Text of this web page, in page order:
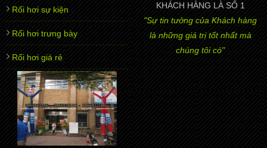
Rối hơi sự kiện
Rối hơi trưng bày
Rối hơi giá rẻ
KHÁCH HÀNG LÀ SỐ 1
"Sự tin tưởng của Khách hàng
là những giá trị tốt nhất mà
chúng tôi có"